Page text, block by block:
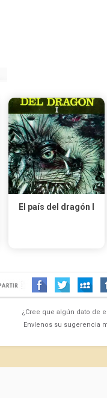
El país del dragón I
¿Cree que algún dato de
Envíenos su sugerencia